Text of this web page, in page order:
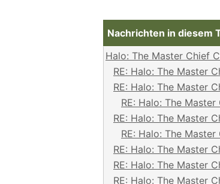
Nachrichten in diesem
Halo: The Master Chief
RE: Halo: The Master
RE: Halo: The Master
RE: Halo: The
RE: Halo: The Master
RE: Halo: The
RE: Halo: The Master
RE: Halo: The Master
RE: Halo: The Master